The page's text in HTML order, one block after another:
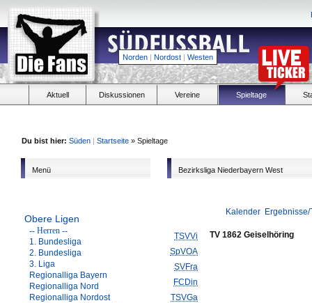
Norden | Nordost | Westen
Aktuell Diskussionen Vereine Spieltage
Du bist hier: Süden | Startseite » Spieltage
Menü
Obere Ligen
-- Herren --
1. Bundesliga
2. Bundesliga
3. Liga
Regionalliga Bayern
Regionalliga Nord
Regionalliga Nordost
Bezirksliga Niederbayern West
Kalender
TSVVi
SpVOA
SVFra
FCDin
TSVGa
TV 1862 Geiselhöring